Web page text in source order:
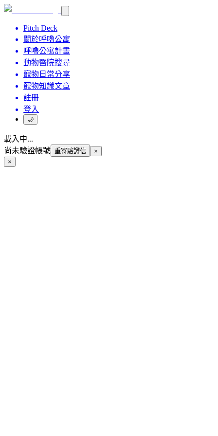
Pitch Deck
關於呼嚕公寓
呼嚕公寓計畫
動物醫院搜尋
寵物日常分享
寵物知識文章
註冊
登入
🌙
載入中...
尚未驗證帳號 重寄驗證信
×
×